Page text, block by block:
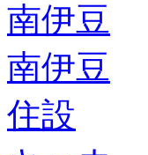
南伊豆
南伊豆
住設